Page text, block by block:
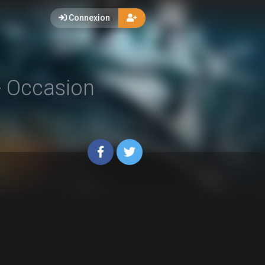
Connexion
Occasion